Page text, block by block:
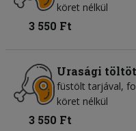
köret nélkül
3 550 Ft
Urasági
füstölt tarjával,
köret nélkül
3 550 Ft